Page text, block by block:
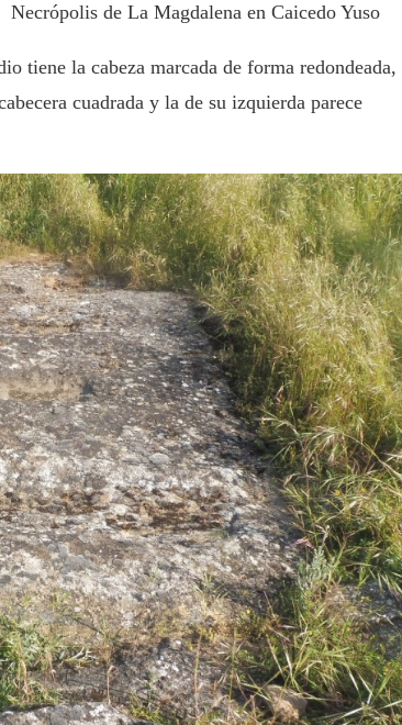
Necrópolis de La Magdalena en Caicedo Yuso
tiene la cabeza marcada de forma redondeada,
cuadrada y la de su izquierda parece